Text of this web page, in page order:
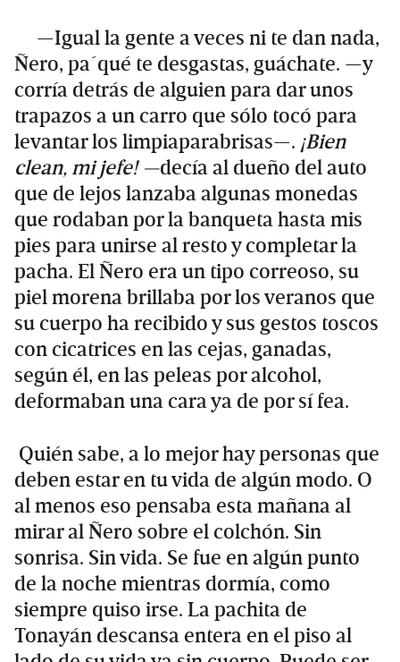
—Igual la gente a veces ni te dan nada,
Ñero, pa´qué te desgastas, guáchate. —y
corría detrás de alguien para dar unos
trapazos a un carro que sólo tocó para
levantar los limpiaparabrisas—. ¡Bien
clean, mi jefe! —decía al dueño del auto
que de lejos lanzaba algunas monedas
que rodaban por la banqueta hasta mis
pies para unirse al resto y completar la
pacha. El Ñero era un tipo correoso, su
piel morena brillaba por los veranos que
su cuerpo ha recibido y sus gestos toscos
con cicatrices en las cejas, ganadas,
según él, en las peleas por alcohol,
deformaban una cara ya de por sí fea.
Quién sabe, a lo mejor hay personas que
deben estar en tu vida de algún modo. O
al menos eso pensaba esta mañana al
mirar al Ñero sobre el colchón. Sin
sonrisa. Sin vida. Se fue en algún punto
de la noche mientras dormía, como
siempre quiso irse. La pachita de
Tonayán descansa entera en el piso al